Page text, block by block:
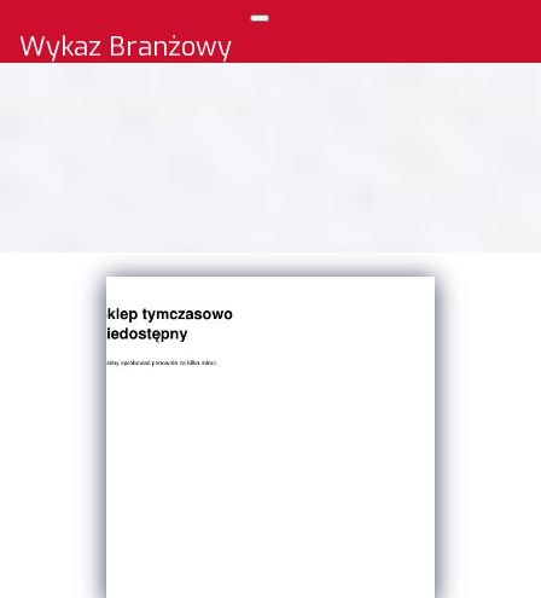
Wykaz Branżowy